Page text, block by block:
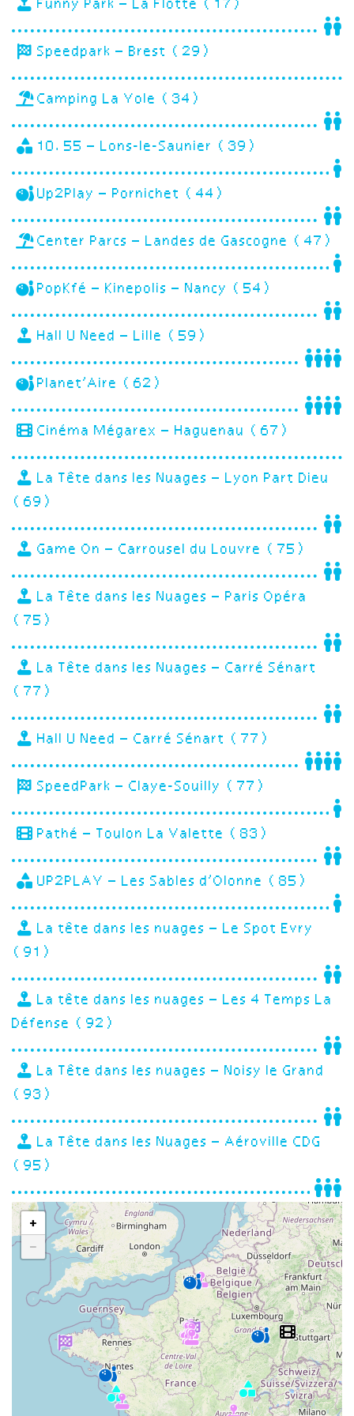
Funny Park – La Flotte (17)
Speedpark – Brest (29)
Camping La Yole (34)
10.55 – Lons-le-Saunier (39)
Up2Play – Pornichet (44)
Center Parcs – Landes de Gascogne (47)
PopKfé – Kinepolis – Nancy (54)
Hall U Need – Lille (59)
Planet’Aire (62)
Cinéma Mégarex – Haguenau (67)
La Tête dans les Nuages – Lyon Part Dieu
(69)
Game On – Carrousel du Louvre (75)
La Tête dans les Nuages – Paris Opéra
(75)
La Tête dans les Nuages – Carré Sénart
(77)
Hall U Need – Carré Sénart (77)
SpeedPark – Claye-Souilly (77)
Pathé – Toulon La Valette (83)
UP2PLAY – Les Sables d’Olonne (85)
La tête dans les nuages – Le Spot Evry
(91)
La tête dans les nuages – Les 4 Temps La
Défense (92)
La Tête dans les nuages – Noisy le Grand
(93)
La Tête dans les Nuages – Aéroville CDG
(95)
+
−